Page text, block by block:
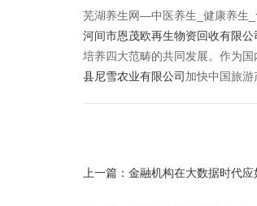
芜湖养生网—中医养生_健康养生
河间市恩茂欧再生物资回收有限
培养四大范畴的共同发展。作为
县尼雪农业有限公司 加快中国旅游
上一篇： 金融机构在大数据时代应